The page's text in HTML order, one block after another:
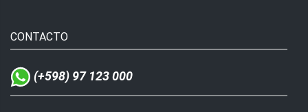
CONTACTO
(+598) 97 123 000